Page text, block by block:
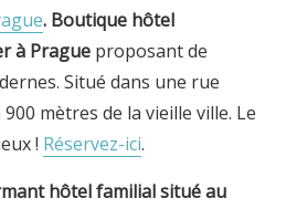
. Boutique hôtel
à Prague proposant de
Situé dans une rue
mètres de la vieille ville. Le
! Réservez-ici.
hôtel familialsitué au